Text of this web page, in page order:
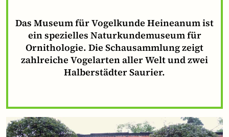
Das Museum für Vogelkunde Heineanum ist
ein spezielles Naturkundemuseum für
Ornithologie. Die Schausammlung zeigt
zahlreiche Vogelarten aller Welt und zwei
Halberstädter Saurier.